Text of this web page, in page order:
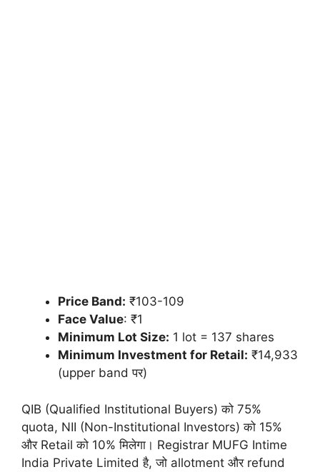
Price Band: ₹103-109
Face Value: ₹1
Minimum Lot Size: 1 lot = 137 shares
Minimum Investment for Retail: ₹14,933
(upper band पर)
QIB (Qualified Institutional Buyers) को 75%
quota, NII (Non-Institutional Investors) को 15%
और Retail को 10% मिलेगा। Registrar MUFG Intime
India Private Limited है, जो allotment और refund